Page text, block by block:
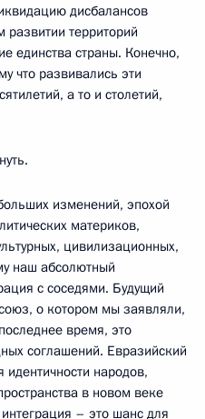
дисбалансов
территорий
единства страны. Конечно,
что развивались эти
а то и столетий,
изменений, эпохой
материков,
цивилизационных,
наш абсолютный
с соседями. Будущий
о котором мы заявляли,
время, это
соглашений. Евразийский
народов,
в новом веке
– это шанс для